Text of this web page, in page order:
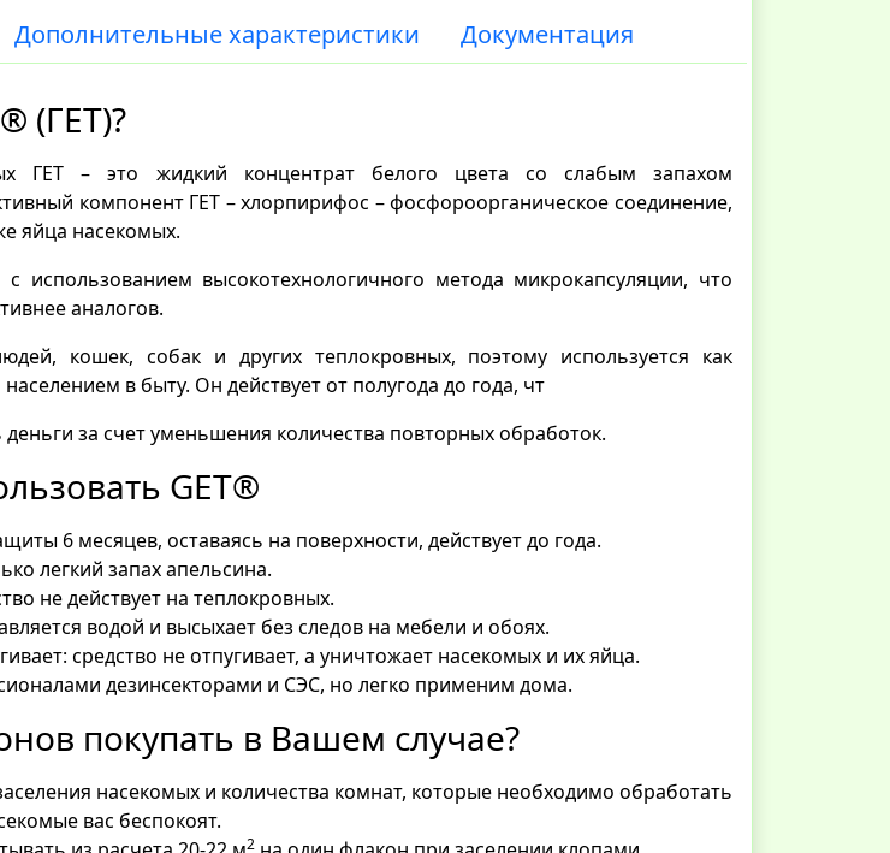
Дополнительные характеристики Документация
(ГЕТ)?
ГЕТ – это жидкий концентрат белого цвета со слабым запахом
компонент ГЕТ – хлорпирифос – фосфороорганическое соединение,
яйца насекомых.
с использованием высокотехнологичного метода микрокапсуляции, что
аналогов.
кошек, собак и других теплокровных, поэтому используется как
в быту. Он действует от полугода до года, чт
за счет уменьшения количества повторных обработок.
GET®
6 месяцев, оставаясь на поверхности, действует до года.
легкий запах апельсина.
не действует на теплокровных.
водой и высыхает без следов на мебели и обоях.
средство не отпугивает, а уничтожает насекомых и их яйца.
дезинсекторами и СЭС, но легко применим дома.
покупать в Вашем случае?
насекомых и количества комнат, которые необходимо обработать
вас беспокоят.
2